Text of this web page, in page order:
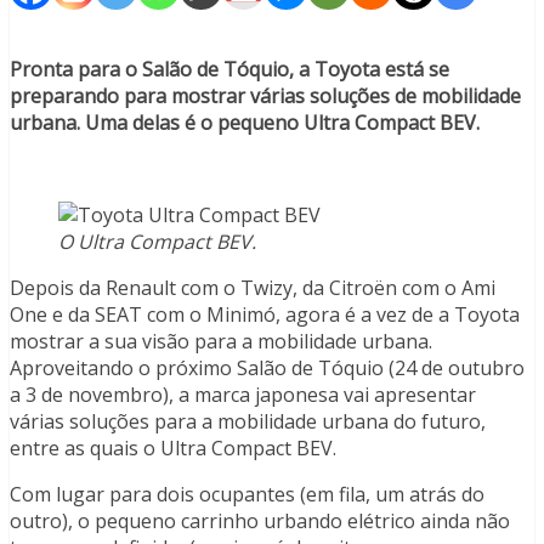
Pronta para o Salão de Tóquio, a Toyota está se
preparando para mostrar várias soluções de mobilidade
urbana. Uma delas é o pequeno Ultra Compact BEV.
O Ultra Compact BEV.
Depois da Renault com o Twizy, da Citroën com o Ami
One e da SEAT com o Minimó, agora é a vez de a Toyota
mostrar a sua visão para a mobilidade urbana.
Aproveitando o próximo Salão de Tóquio (24 de outubro
a 3 de novembro), a marca japonesa vai apresentar
várias soluções para a mobilidade urbana do futuro,
entre as quais o Ultra Compact BEV.
Com lugar para dois ocupantes (em fila, um atrás do
outro), o pequeno carrinho urbando elétrico ainda não